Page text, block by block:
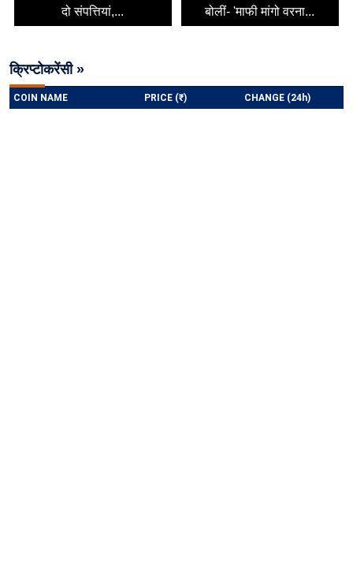
दो संपत्तियां,...
बोलीं- 'माफी मांगो वरना...
क्रिप्टोकरेंसी »